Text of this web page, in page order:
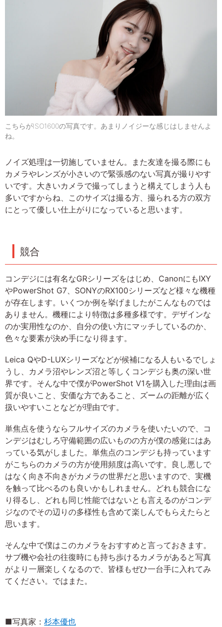
こちらがISO1600の写真です。あまりノイジーな感じはしませんよ
ね。
ノイズ処理は一切施していません。また友達を撮る際にも
カメラやレンズが小さいので緊張感のない写真が撮りやす
いです。大きいカメラで撮ってしまうと構えてしまう人も
多いですからね、このサイズは撮る方、撮られる方の双方
にとって優しい仕上がりになっていると思います。
競合
コンデジには有名なGRシリーズをはじめ、CanonにもIXY
やPowerShot G7、SONYのRX100シリーズなど様々な機種
が存在します。いくつか例を挙げましたがこんなものでは
ありません。機種により特徴は多種多様です。デザインな
のか実用性なのか、自分の使い方にマッチしているのか、
色々な要素が決め手になり得ます。
Leica QやD-LUXシリーズなどが候補になる人もいるでしょ
うし、カメラ沼やレンズ沼と等しくコンデジも奥の深い世
界です。そんな中で僕がPowerShot V1を購入した理由は画
質が良いこと、安価な方であること、ズームの距離が広く
扱いやすいことなどが理由です。
単焦点を使うならフルサイズのカメラを使いたいので、コ
ンデジはむしろ守備範囲の広いものの方が僕の感覚にはあ
っている気がしました。単焦点のコンデジも持っています
がこちらのカメラの方が使用頻度は高いです。良し悪しで
はなく向き不向きがカメラの世界だと思いますので、実機
を触って比べるのも良いかもしれません。どれも競合にな
り得るし、どれも同じ性能ではないとも言えるのがコンデ
ジなのでその辺りの多様性も含めて楽しんでもらえたらと
思います。
そんな中で僕はこのカメラをおすすめと言っておきます。
サブ機や会社の往復時にも持ち歩けるカメラがあると写真
がより一層楽しくなるので、皆様もぜひ一台手に入れてみ
てください。ではまた。
■写真家： 杉本優也